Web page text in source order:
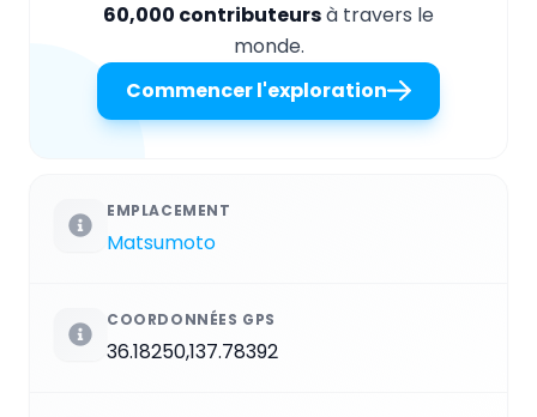
60,000 contributeursà travers le
monde.
Commencer l'exploration
EMPLACEMENT
Matsumoto
COORDONNÉES GPS
36.18250,137.78392